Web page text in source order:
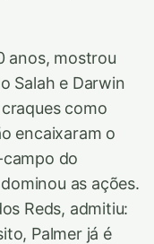
anos, mostrou
Salah e Darwin
como
encaixaram o
do
as ações.
Reds, admitiu:
Palmer já é